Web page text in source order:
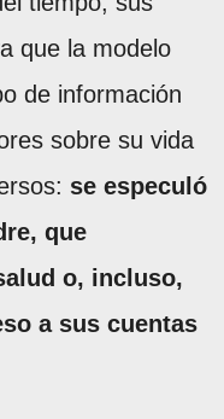
que la modelo
de información
sobre su vida
se especuló
que
o, incluso,
a sus cuentas